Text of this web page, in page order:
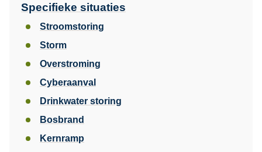
Specifieke situaties
Stroomstoring
Storm
Overstroming
Cyberaanval
Drinkwater storing
Bosbrand
Kernramp